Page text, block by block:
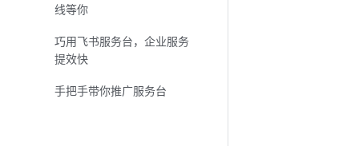
线等你
巧用飞书服务台，企业服务
提效快
手把手带你推广服务台